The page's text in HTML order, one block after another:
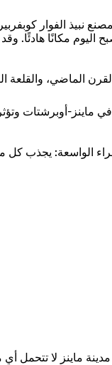
مكانًا هادئًا.
الماضي، والقلعة
جوتنبرج التي يزيد عمرها عن 500 عام،
ماينز لا تتحمل